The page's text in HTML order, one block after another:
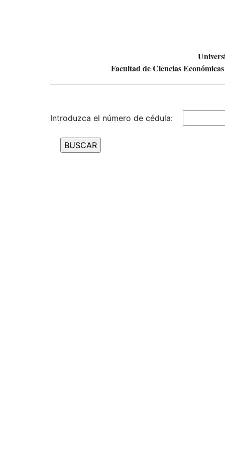
Facultad de Ciencias
Introduzca el número de cédula: